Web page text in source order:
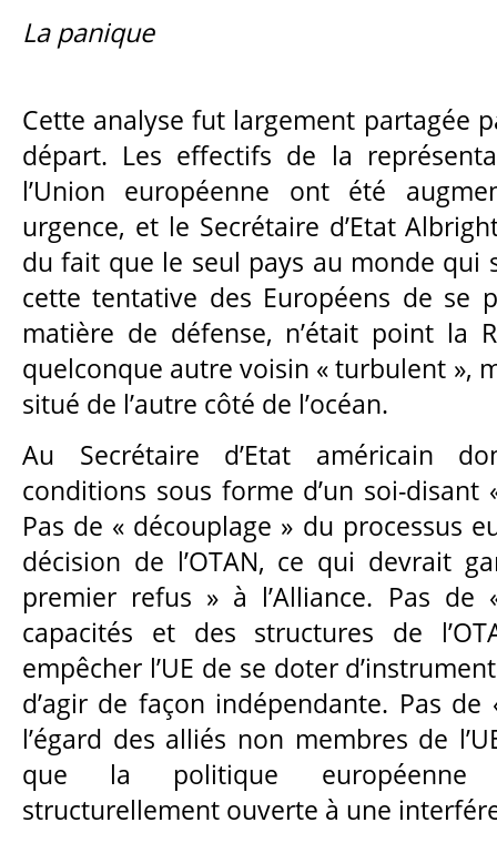
La panique
Cette analyse fut largement partagée
départ. Les effectifs de la
l’Union européenne ont été
urgence, et le Secrétaire d’Etat
du fait que le seul pays au monde qui
cette tentative des Européens de se
matière de défense, n’était point la
quelconque autre voisin « turbulent »,
situé de l’autre côté de l’océan.
Au Secrétaire d’Etat américain
conditions sous forme d’un soi-
Pas de « découplage » du processus
décision de l’OTAN, ce qui devrait
premier refus » à l’Alliance. Pas de
capacités et des structures de
empêcher l’UE de se doter
d’agir de façon indépendante. Pas
l’égard des alliés non membres de
que la politique européenne
structurellement ouverte à une